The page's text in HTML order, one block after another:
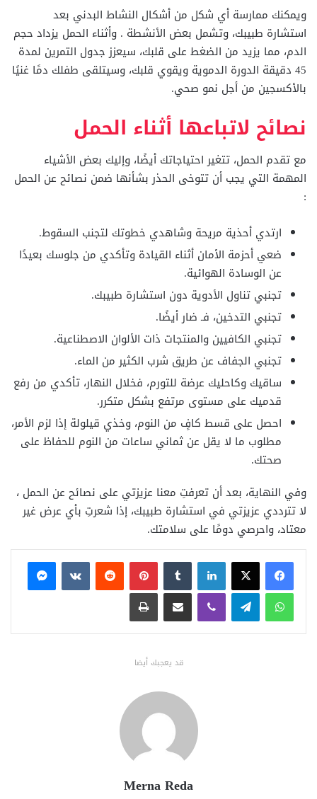
ويمكنك ممارسة أي شكل من أشكال النشاط البدني بعد
استشارة طبيبك، وتشمل بعض الأنشطة . وأثناء الحمل يزداد حجم
الدم، مما يزيد من الضغط على قلبك، سيعزز جدول التمرين لمدة
45 دقيقة الدورة الدموية ويقوي قلبك، وسيتلقى طفلك دمًا غنيًا
بالأكسجين من أجل نمو صحي.
نصائح لاتباعها أثناء الحمل
مع تقدم الحمل، تتغير احتياجاتك أيضًا، وإليك بعض الأشياء
المهمة التي يجب أن تتوخى الحذر بشأنها ضمن نصائح عن الحمل
:
ارتدي أحذية مريحة وشاهدي خطوتك لتجنب السقوط.
ضعي أحزمة الأمان أثناء القيادة وتأكدي من جلوسك بعيدًا
عن الوسادة الهوائية.
تجنبي تناول الأدوية دون استشارة طبيبك.
تجنبي التدخين، فـ ضار أيضًا.
تجنبي الكافيين والمنتجات ذات الألوان الاصطناعية.
تجنبي الجفاف عن طريق شرب الكثير من الماء.
ساقيك وكاحليك عرضة للتورم، فخلال النهار، تأكدي من رفع
قدميك على مستوى مرتفع بشكل متكرر.
احصل على قسط كافٍ من النوم، وخذي قيلولة إذا لزم الأمر،
مطلوب ما لا يقل عن ثماني ساعات من النوم للحفاظ على
صحتك.
وفي النهاية، بعد أن تعرفتِ معنا عزيزتي على نصائح عن الحمل ،
لا تترددي عزيزتي في استشارة طبيبك، إذا شعرتِ بأي عرض غير
معتاد، واحرصي دومًا على سلامتك.
فيسبوكX لينكدإن بينتيريست
ماسنجر
واتساب تيلقرام ڤايبر مشاركة عبر البريد طباعة
قد يعجبك أيضا
Merna Reda